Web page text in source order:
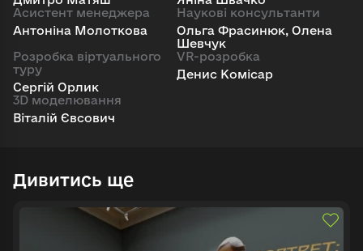
Асистент менеджера
Антоніна Молоткова
Наукові консультанти
Ольга Фрасинюк, Олена
Шевчук
Розробка віртуального
туру
Сергій Орлик
VR-розробка
Денис Комісар
3D моделювання
Віталій Євсович
Дивитись ще